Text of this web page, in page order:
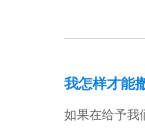
我怎样才能
如果在给予我